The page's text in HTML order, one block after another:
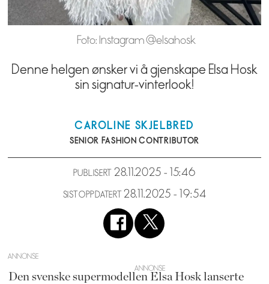
Foto: Instagram @elsahosk
Denne helgen ønsker vi å gjenskape Elsa Hosk
sin signatur-vinterlook!
CAROLINE SKJELBRED
SENIOR FASHION CONTRIBUTOR
PUBLISERT 28.11.2025 - 15:46
SIST OPPDATERT 28.11.2025 - 19:54
ANNONSE
Den svenske supermodellen Elsa Hosk lanserte